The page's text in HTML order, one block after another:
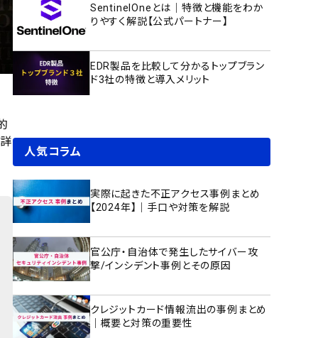
SentinelOneとは｜特徴と機能をわか
りやすく解説【公式パートナー】
EDR製品を比較して分かるトップブラン
ド3社の特徴と導入メリット
人気コラム
実際に起きた不正アクセス事例まとめ
【2024年】｜手口や対策を解説
官公庁・自治体で発生したサイバー攻
撃/インシデント事例とその原因
クレジットカード情報流出の事例まとめ
｜概要と対策の重要性